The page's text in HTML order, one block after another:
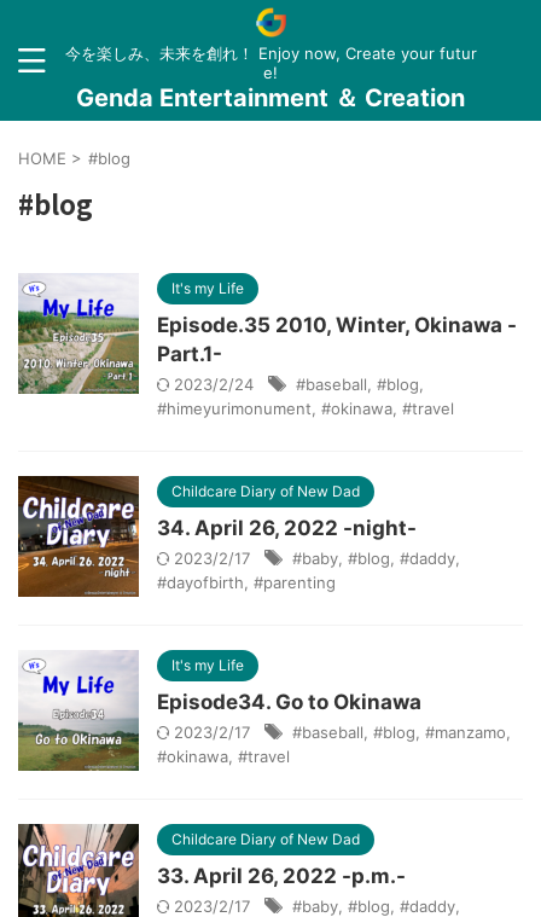
今を楽しみ、未来を創れ！ Enjoy now, Create your futur
e!
Genda Entertainment ＆ Creation
HOME > #blog
#blog
It's my Life
Episode.35 2010, Winter, Okinawa -
Part.1-
2023/2/24 #baseball #blog
#himeyurimonument #okinawa #travel
Childcare Diary of New Dad
34. April 26, 2022 -night-
2023/2/17 #baby #blog #daddy
#dayofbirth #parenting
It's my Life
Episode34. Go to Okinawa
2023/2/17 #baseball #blog #manzamo
#okinawa #travel
Childcare Diary of New Dad
33. April 26, 2022 -p.m.-
2023/2/17 #baby #blog #daddy